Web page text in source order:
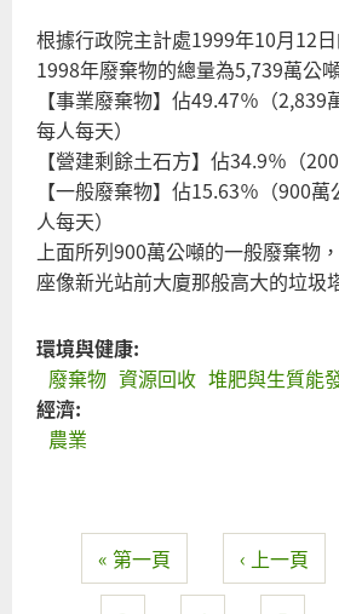
根據行政院主計處1999年10月12
1998年廢棄物的總量為5,739萬公
【事業廢棄物】佔49.47％（
每人每天）
【營建剩餘土石方】佔34.9％（
【一般廢棄物】佔15.63％（900
人每天）
上面所列900萬公噸的一般廢棄物
座像新光站前大廈那般高大的垃圾
環境與健康:
廢棄物 資源回收 堆肥與生質能
經濟:
農業
頁面« 第一頁 ‹ 上一頁